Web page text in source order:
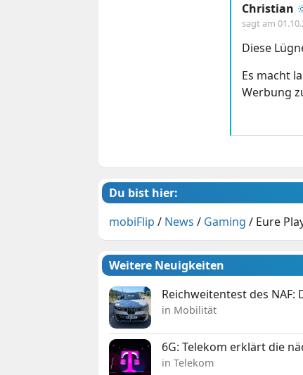
Christian
sagt am
Diese
Es macht
Werbung
Du bist hier:
mobiFlip / News / Gaming / Eure
Weitere Neuigkeiten
Reichweitentest des
in Mobilität
6G: Telekom erklärt die
in Telekom